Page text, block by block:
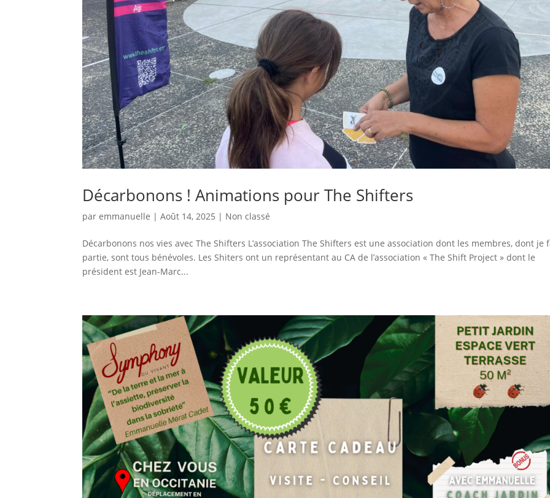
Décarbonons ! Animations pour The Shifters
paremmanuelle |Août 14, 2025 | Non classé
Décarbonons nos vies avec The Shifters L’association The Shifters est une association dont les membres, dont je
partie, sont tous bénévoles. Les Shiters ont un représentant au CA de l’association « The Shift Project » dont le
président est Jean-Marc...